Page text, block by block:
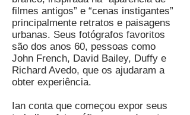
filmes antigos” e “cenas instigantes”
principalmente retratos e paisagens
urbanas. Seus fotógrafos favoritos
são dos anos 60, pessoas como
John French, David Bailey, Duffy e
Richard Avedo, que os ajudaram a
obter experiência.
Ian conta que começou expor seus